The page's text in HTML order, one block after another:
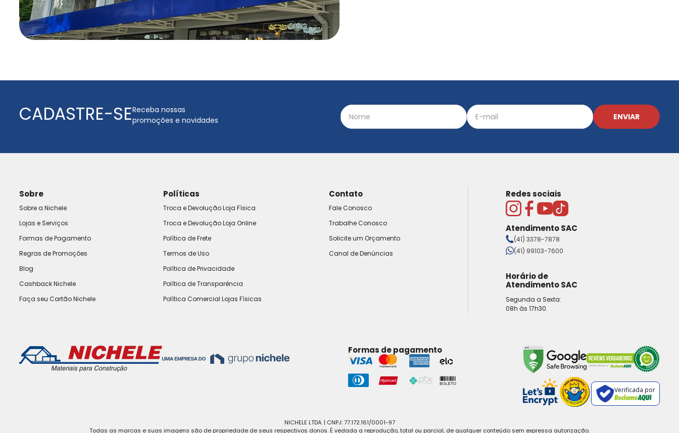
CADASTRE-SEReceba nossas
promoções e novidades
ENVIAR
Sobre
Sobre a Nichele
Lojas e Serviços
Formas de Pagamento
Regras de Promoções
Blog
Cashback Nichele
Faça seu Cartão Nichele
Políticas
Troca e Devolução Loja Física
Troca e Devolução Loja Online
Política de Frete
Termos de Uso
Política de Privacidade
Política de Transparência
Política Comercial Lojas Físicas
Contato
Fale Conosco
Trabalhe Conosco
Solicite um Orçamento
Canal de Denúncias
Redes sociais
Atendimento SAC
(41) 3378-7878
(41) 99103-7600
Horário de
Atendimento SAC
Segunda a Sexta:
08h às 17h30.
Formas de pagamento
Verificada por
NICHELE LTDA. | CNPJ: 77.172.161/0001-97
Todas as marcas e suas imagens são de propriedade de seus respectivos donos. É vedada a reprodução, total ou parcial, de qualquer conteúdo sem expressa autorização.